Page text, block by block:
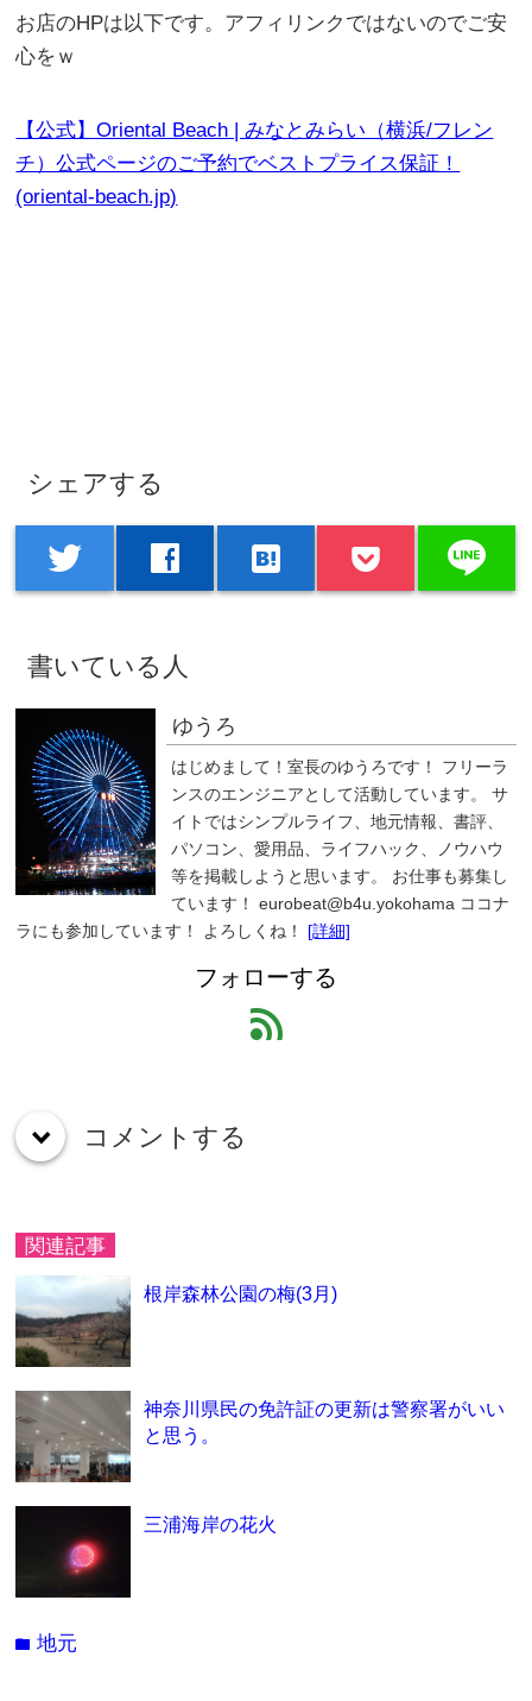
お店のHPは以下です。アフィリンクではないのでご安
心をｗ
【公式】Oriental Beach | みなとみらい（横浜/フレン
チ）公式ページのご予約でベストプライス保証！
(oriental-beach.jp)
シェアする
twitter facebook hatenabookmark line
書いている人
ゆうろ
はじめまして！室長のゆうろです！ フリーラ
ンスのエンジニアとして活動しています。 サ
イトではシンプルライフ、地元情報、書評、
パソコン、愛用品、ライフハック、ノウハウ
等を掲載しようと思います。 お仕事も募集し
ています！ eurobeat@b4u.yokohama ココナ
ラにも参加しています！ よろしくね！ [詳細]
フォローする
feed
down コメントする
関連記事
根岸森林公園の梅(3月)
神奈川県民の免許証の更新は警察署がいい
と思う。
三浦海岸の花火
folder地元